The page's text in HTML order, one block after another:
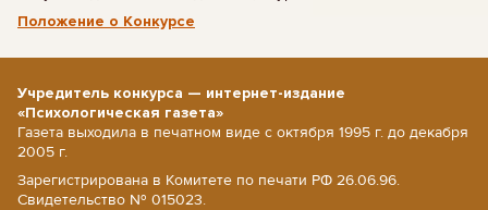
Положение о Конкурсе
Учредитель конкурса — интернет-издание
«Психологическая газета»
Газета выходила в печатном виде с октября 1995 г. до декабря
2005 г.
Зарегистрирована в Комитете по печати РФ 26.06.96.
Свидетельство № 015023.